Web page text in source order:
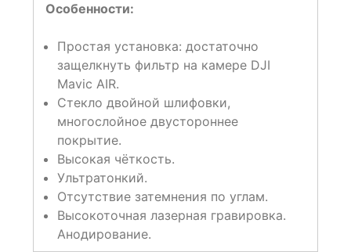
Особенности:
Простая установка: достаточно
защелкнуть фильтр на камере DJI
Mavic AIR.
Стекло двойной шлифовки,
многослойное двустороннее
покрытие.
Высокая чёткость.
Ультратонкий.
Отсутствие затемнения по углам.
Высокоточная лазерная гравировка.
Анодирование.